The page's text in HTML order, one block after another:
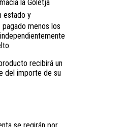
la Goletja
estado y
menos los
recibirá un
del importe de su
se regirán por